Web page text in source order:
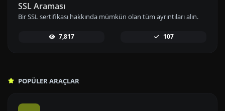
SSL Araması
Bir SSL sertifikası hakkında mümkün olan tüm ayrıntıları alın.
7,817 107
POPÜLER ARAÇLAR